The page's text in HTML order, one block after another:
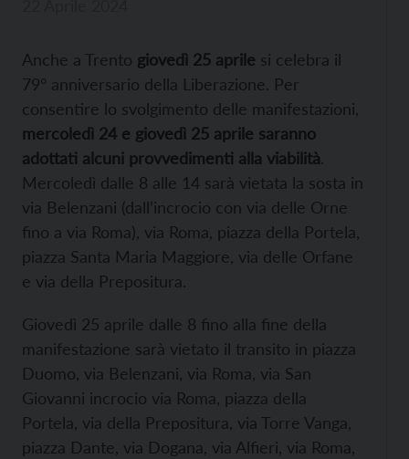
Anche a Trento giovedì 25 aprile si celebra il
79° anniversario della Liberazione. Per
consentire lo svolgimento delle manifestazioni,
mercoledì 24 e giovedì 25 aprile saranno
adottati alcuni provvedimenti alla viabilità.
Mercoledì dalle 8 alle 14 sarà vietata la sosta in
via Belenzani (dall’incrocio con via delle Orne
fino a via Roma), via Roma, piazza della Portela,
piazza Santa Maria Maggiore, via delle Orfane
e via della Prepositura.
Giovedì 25 aprile dalle 8 fino alla fine della
manifestazione sarà vietato il transito in piazza
Duomo, via Belenzani, via Roma, via San
Giovanni incrocio via Roma, piazza della
Portela, via della Prepositura, via Torre Vanga,
piazza Dante, via Dogana, via Alfieri, via Roma,